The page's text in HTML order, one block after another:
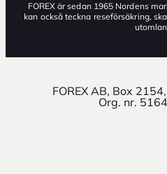
FOREX är sedan 1965 Nordens
kan också teckna reseförsäkring,
FOREX AB, Box
Org. nr.